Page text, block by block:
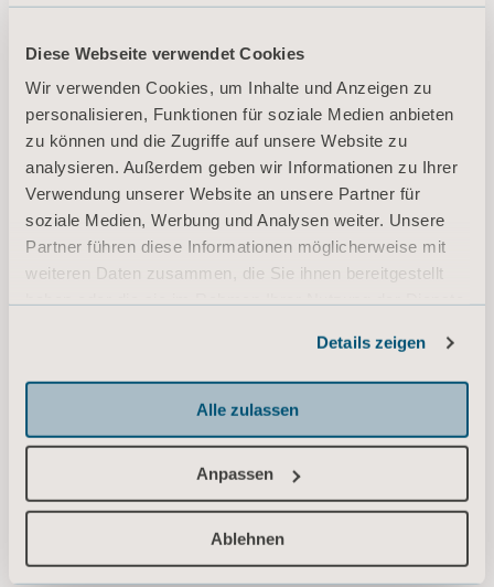
Diese Webseite verwendet Cookies
Wir verwenden Cookies, um Inhalte und Anzeigen zu
personalisieren, Funktionen für soziale Medien anbieten
zu können und die Zugriffe auf unsere Website zu
analysieren. Außerdem geben wir Informationen zu Ihrer
Verwendung unserer Website an unsere Partner für
soziale Medien, Werbung und Analysen weiter. Unsere
Partner führen diese Informationen möglicherweise mit
weiteren Daten zusammen, die Sie ihnen bereitgestellt
Details zeigen
Alle zulassen
Anpassen
Ablehnen
Typ: Broschüre
DE Germany
Universal Medical Beds Platform
Instructions for use
Typ: Bedienungsanleitung (IFU)